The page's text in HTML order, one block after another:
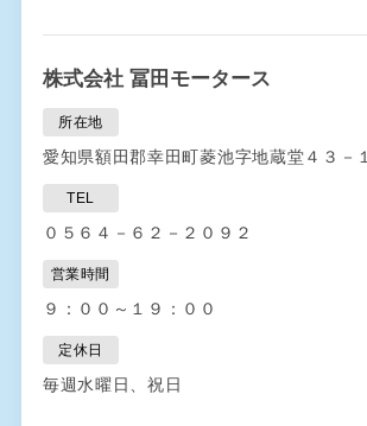
株式会社 冨田モータース
所在地
愛知県額田郡幸田町菱池字地蔵堂４３－１
TEL
０５６４－６２－２０９２
営業時間
９：００～１９：００
定休日
毎週水曜日、祝日